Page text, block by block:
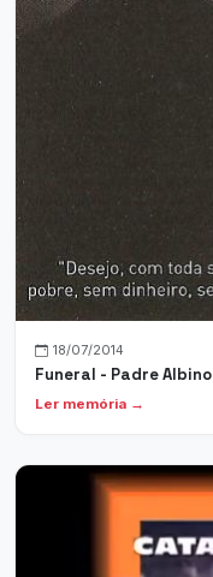
18/07/2014
Funeral - Padre Albino
Ler memória →